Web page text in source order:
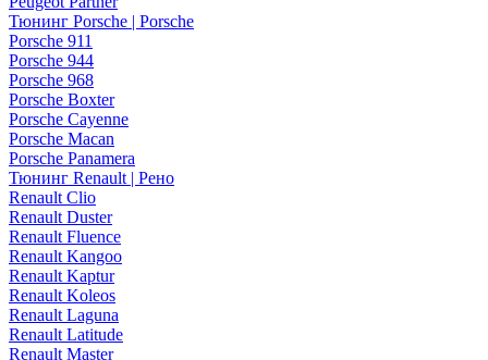
Тюнинг Porsche | Porsche
Porsche 911
Porsche 944
Porsche 968
Porsche Boxter
Porsche Cayenne
Porsche Macan
Porsche Panamera
Тюнинг Renault | Рено
Renault Clio
Renault Duster
Renault Fluence
Renault Kangoo
Renault Kaptur
Renault Koleos
Renault Laguna
Renault Latitude
Renault Master